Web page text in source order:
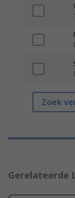
Zoek
Gerelateerde